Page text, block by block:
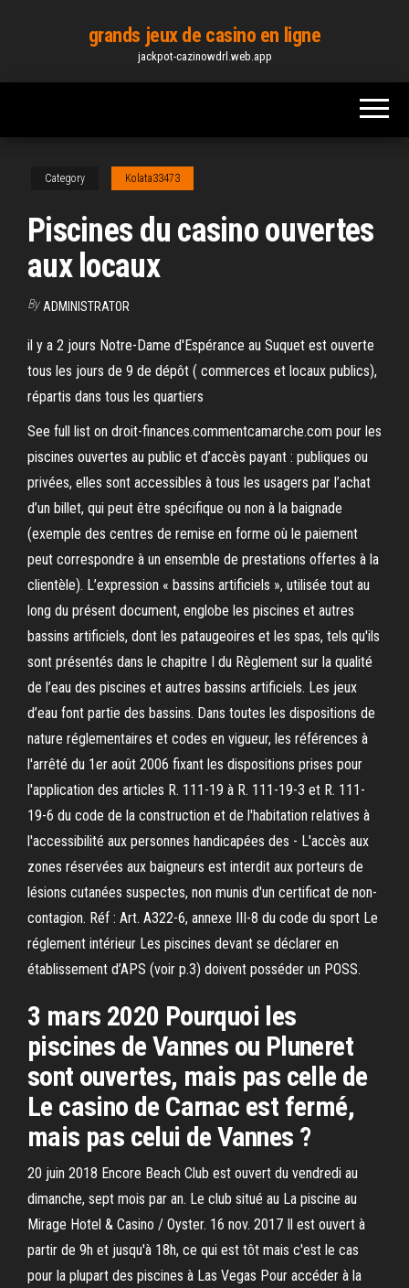
content
grands jeux de casino en ligne
jackpot-cazinowdrl.web.app
Category Kolata33473
Piscines du casino ouvertes
aux locaux
By ADMINISTRATOR
il y a 2 jours Notre-Dame d'Espérance au Suquet est ouverte
tous les jours de 9 de dépôt ( commerces et locaux publics),
répartis dans tous les quartiers
See full list on droit-finances.commentcamarche.com pour les
piscines ouvertes au public et d’accès payant : publiques ou
privées, elles sont accessibles à tous les usagers par l’achat
d’un billet, qui peut être spécifique ou non à la baignade
(exemple des centres de remise en forme où le paiement
peut correspondre à un ensemble de prestations offertes à la
clientèle). L’expression « bassins artificiels », utilisée tout au
long du présent document, englobe les piscines et autres
bassins artificiels, dont les pataugeoires et les spas, tels qu'ils
sont présentés dans le chapitre I du Règlement sur la qualité
de l’eau des piscines et autres bassins artificiels. Les jeux
d’eau font partie des bassins. Dans toutes les dispositions de
nature réglementaires et codes en vigueur, les références à
l'arrêté du 1er août 2006 fixant les dispositions prises pour
l'application des articles R. 111-19 à R. 111-19-3 et R. 111-
19-6 du code de la construction et de l'habitation relatives à
l'accessibilité aux personnes handicapées des - L'accès aux
zones réservées aux baigneurs est interdit aux porteurs de
lésions cutanées suspectes, non munis d'un certificat de non-
contagion. Réf : Art. A322-6, annexe III-8 du code du sport Le
réglement intérieur Les piscines devant se déclarer en
établissement d’APS (voir p.3) doivent posséder un POSS.
3 mars 2020 Pourquoi les
piscines de Vannes ou Pluneret
sont ouvertes, mais pas celle de
Le casino de Carnac est fermé,
mais pas celui de Vannes ?
20 juin 2018 Encore Beach Club est ouvert du vendredi au
dimanche, sept mois par an. Le club situé au La piscine au
Mirage Hotel & Casino / Oyster. 16 nov. 2017 Il est ouvert à
partir de 9h et jusqu'à 18h, ce qui est tôt mais c'est le cas
pour la plupart des piscines à Las Vegas Pour accéder à la